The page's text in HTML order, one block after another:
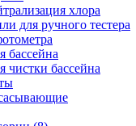
хлора
для ручного тестера
бассейна
чистки бассейна